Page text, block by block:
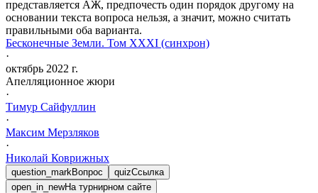
представляется АЖ, предпочесть один порядок другому на
основании текста вопроса нельзя, а значит, можно считать
правильными оба варианта.
Бесконечные Земли. Том XXXI (синхрон)
·
октябрь 2022 г.
Апелляционное жюри
·
Тимур Сайфуллин
·
Максим Мерзляков
·
Николай Коврижных
question_mark Вопрос quizСсылка
open_in_newНа турнирном сайте